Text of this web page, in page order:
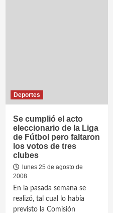
Deportes
Se cumplió el acto
eleccionario de la Liga
de Fútbol pero faltaron
los votos de tres
clubes
lunes 25 de agosto de
2008
En la pasada semana se
realizó, tal cual lo había
previsto la Comisión